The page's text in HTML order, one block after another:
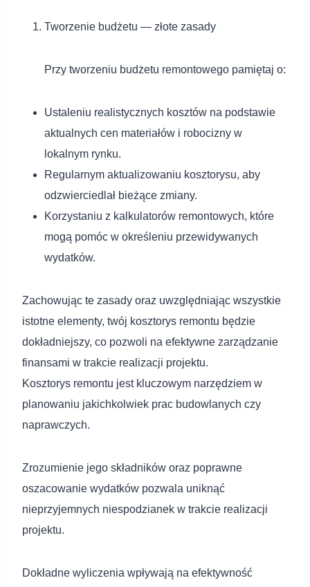
Tworzenie budżetu — złote zasady
Przy tworzeniu budżetu remontowego pamiętaj o:
Ustaleniu realistycznych kosztów na podstawie
aktualnych cen materiałów i robocizny w
lokalnym rynku.
Regularnym aktualizowaniu kosztorysu, aby
odzwierciedlał bieżące zmiany.
Korzystaniu z kalkulatorów remontowych, które
mogą pomóc w określeniu przewidywanych
wydatków.
Zachowując te zasady oraz uwzględniając wszystkie
istotne elementy, twój kosztorys remontu będzie
dokładniejszy, co pozwoli na efektywne zarządzanie
finansami w trakcie realizacji projektu.
Kosztorys remontu jest kluczowym narzędziem w
planowaniu jakichkolwiek prac budowlanych czy
naprawczych.
Zrozumienie jego składników oraz poprawne
oszacowanie wydatków pozwala uniknąć
nieprzyjemnych niespodzianek w trakcie realizacji
projektu.
Dokładne wyliczenia wpływają na efektywność